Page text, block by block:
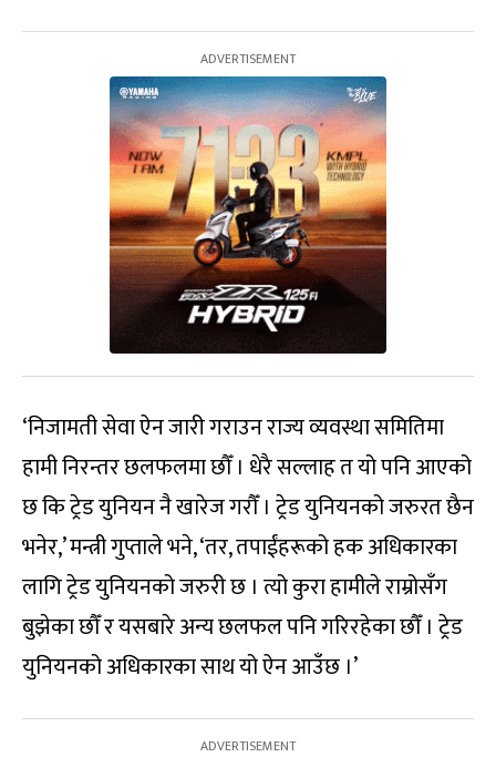
‘निजामती सेवा ऐन जारी गराउन राज्य व्यवस्था समितिमा
हामी निरन्तर छलफलमा छौँ । धेरै सल्लाह त यो पनि आएको
छ कि ट्रेड युनियन नै खारेज गरौँ । ट्रेड युनियनको जरुरत छैन
भनेर,’ मन्त्री गुप्ताले भने, ‘तर, तपाईंहरूको हक अधिकारका
लागि ट्रेड युनियनको जरुरी छ । त्यो कुरा हामीले राम्रोसँग
बुझेका छौँ र यसबारे अन्य छलफल पनि गरिरहेका छौँ । ट्रेड
युनियनको अधिकारका साथ यो ऐन आउँछ ।’